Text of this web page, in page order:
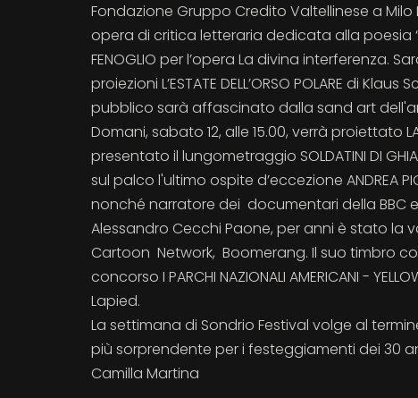
Fondazione Gruppo Credito Valtellinese a Milo
opera di critica letteraria dedicata alla poesia
FENOGLIO per l’opera La divina interferenza.
proiezioni L’ESTATE DELL’ORSO POLARE di
pubblico sarà affascinato dalla sand art
Domani, sabato 12, alle 15.00, verrà proiettato
presentato il lungometraggio SOLDATINI DI
sul palco l'ultimo ospite d’eccezione ANDREA
nonché narratore dei documentari della BBC
Alessandro Cecchi Paone, per anni è stato la
Cartoon Network, Boomerang. Il suo timbro
concorso I PARCHI NAZIONALI AMERICANI -
Lapied.
La settimana di Sondrio Festival volge al
più sorprendente per i festeggiamenti dei 30
Camilla Martina